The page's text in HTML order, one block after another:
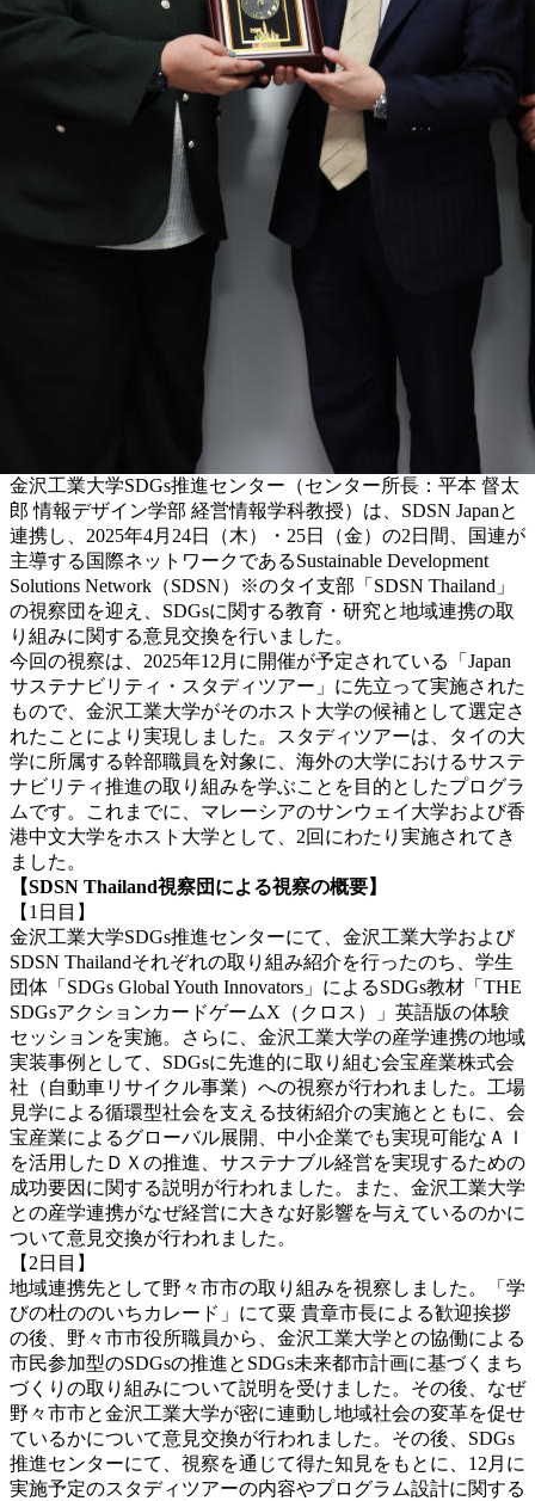
金沢工業大学SDGs推進センター（センター所長：平本 督太
郎 情報デザイン学部 経営情報学科教授）は、SDSN Japanと
連携し、2025年4月24日（木）・25日（金）の2日間、国連が
主導する国際ネットワークであるSustainable Development
Solutions Network（SDSN）※のタイ支部「SDSN Thailand」
の視察団を迎え、SDGsに関する教育・研究と地域連携の取
り組みに関する意見交換を行いました。
今回の視察は、2025年12月に開催が予定されている「Japan
サステナビリティ・スタディツアー」に先立って実施された
もので、金沢工業大学がそのホスト大学の候補として選定さ
れたことにより実現しました。スタディツアーは、タイの大
学に所属する幹部職員を対象に、海外の大学におけるサステ
ナビリティ推進の取り組みを学ぶことを目的としたプログラ
ムです。これまでに、マレーシアのサンウェイ大学および香
港中文大学をホスト大学として、2回にわたり実施されてき
ました。
【SDSN Thailand視察団による視察の概要】
【1日目】
金沢工業大学SDGs推進センターにて、金沢工業大学および
SDSN Thailandそれぞれの取り組み紹介を行ったのち、学生
団体「SDGs Global Youth Innovators」によるSDGs教材「THE
SDGsアクションカードゲームX（クロス）」英語版の体験
セッションを実施。さらに、金沢工業大学の産学連携の地域
実装事例として、SDGsに先進的に取り組む会宝産業株式会
社（自動車リサイクル事業）への視察が行われました。工場
見学による循環型社会を支える技術紹介の実施とともに、会
宝産業によるグローバル展開、中小企業でも実現可能なＡＩ
を活用したＤＸの推進、サステナブル経営を実現するための
成功要因に関する説明が行われました。また、金沢工業大学
との産学連携がなぜ経営に大きな好影響を与えているのかに
ついて意見交換が行われました。
【2日目】
地域連携先として野々市市の取り組みを視察しました。「学
びの杜ののいちカレード」にて粟 貴章市長による歓迎挨拶
の後、野々市市役所職員から、金沢工業大学との協働による
市民参加型のSDGsの推進とSDGs未来都市計画に基づくまち
づくりの取り組みについて説明を受けました。その後、なぜ
野々市市と金沢工業大学が密に連動し地域社会の変革を促せ
ているかについて意見交換が行われました。その後、SDGs
推進センターにて、視察を通じて得た知見をもとに、12月に
実施予定のスタディツアーの内容やプログラム設計に関する